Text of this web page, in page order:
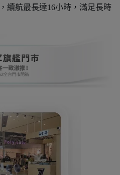
續航最長達16小時，滿足長時